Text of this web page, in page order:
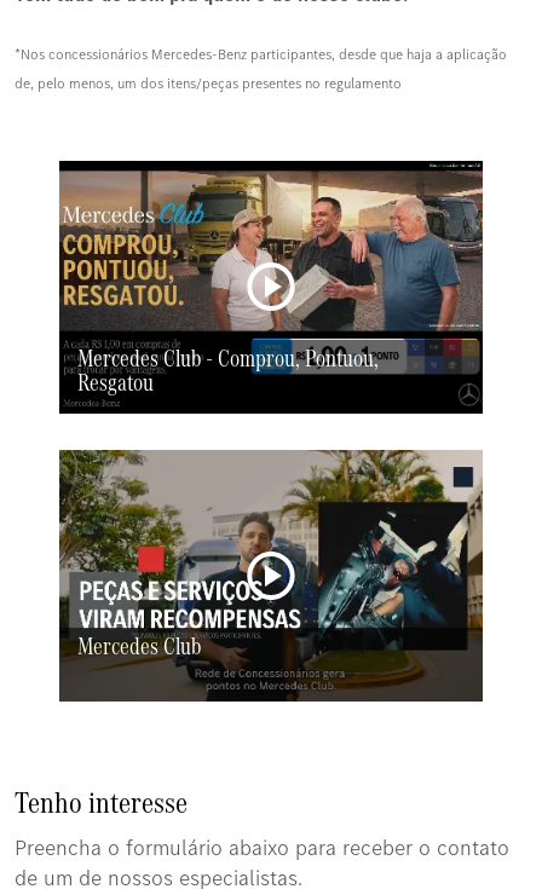
*Nos concessionários Mercedes-Benz participantes, desde que haja a aplicação
de, pelo menos, um dos itens/peças presentes no regulamento
Mercedes Club - Comprou, Pontuou,
Resgatou
Mercedes Club
Tenho interesse
Preencha o formulário abaixo para receber o contato
de um de nossos especialistas.